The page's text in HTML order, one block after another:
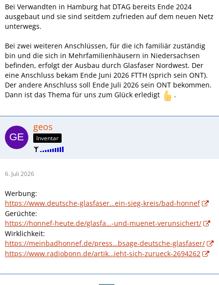
Bei Verwandten in Hamburg hat DTAG bereits Ende 2024
ausgebaut und sie sind seitdem zufrieden auf dem neuen Netz
unterwegs.
Bei zwei weiteren Anschlüssen, für die ich familiär zuständig
bin und die sich in Mehrfamilienhäusern in Niedersachsen
befinden, erfolgt der Ausbau durch Glasfaser Nordwest. Der
eine Anschluss bekam Ende Juni 2026 FTTH (sprich sein ONT).
Der andere Anschluss soll Ende Juli 2026 sein ONT bekommen.
Dann ist das Thema für uns zum Glück erledigt
.
geos
Inventar
6. Juli 2026
Werbung:
https://www.deutsche-glasfaser…ein-sieg-kreis/bad-honnef
Gerüchte:
https://honnef-heute.de/glasfa…-und-muenet-verunsichert/
Wirklichkeit:
https://meinbadhonnef.de/press…bsage-deutsche-glasfaser/
https://www.radiobonn.de/artik…ieht-sich-zurueck-2694262